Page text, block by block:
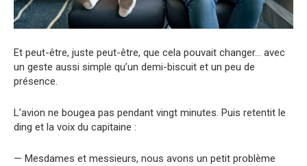
Et peut-être, juste peut-être, que cela pouvait changer… avec
un geste aussi simple qu’un demi-biscuit et un peu de
présence.
L’avion ne bougea pas pendant vingt minutes. Puis retentit le
ding et la voix du capitaine :
— Mesdames et messieurs, nous avons un petit problème